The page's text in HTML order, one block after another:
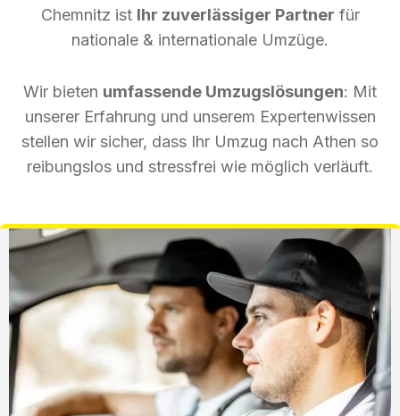
Chemnitz ist Ihr zuverlässiger Partner für
nationale & internationale Umzüge.
Wir bieten umfassende Umzugslösungen: Mit
unserer Erfahrung und unserem Expertenwissen
stellen wir sicher, dass Ihr Umzug nach Athen so
reibungslos und stressfrei wie möglich verläuft.